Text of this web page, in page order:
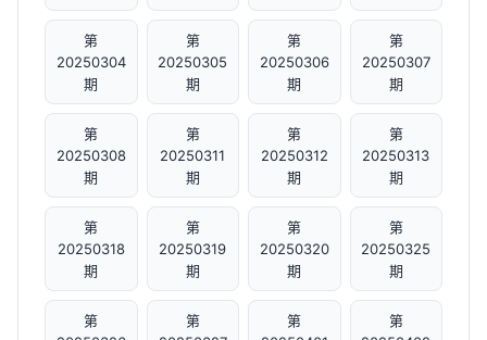
第
20250304
期
第
20250305
期
第
20250306
期
第
20250307
期
第
20250308
期
第
20250311
期
第
20250312
期
第
20250313
期
第
20250318
期
第
20250319
期
第
20250320
期
第
20250325
期
第
第
第
第